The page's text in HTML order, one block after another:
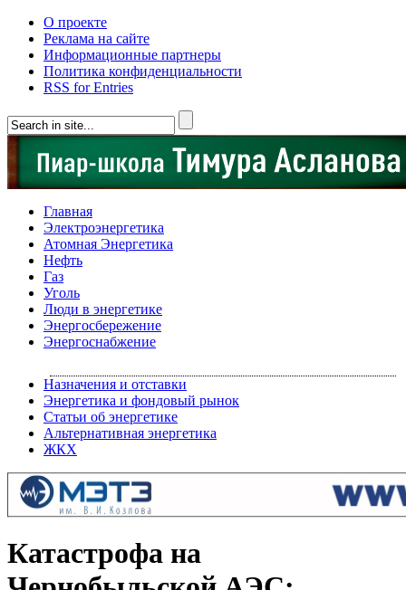
О проекте
Реклама на сайте
Информационные партнеры
Политика конфиденциальности
RSS for Entries
Главная
Электроэнергетика
Атомная Энергетика
Нефть
Газ
Уголь
Люди в энергетике
Энергосбережение
Энергоснабжение
Назначения и отставки
Энергетика и фондовый рынок
Статьи об энергетике
Альтернативная энергетика
ЖКХ
Катастрофа на